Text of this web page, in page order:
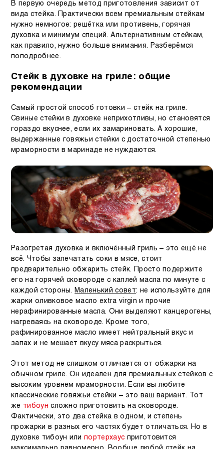
В первую очередь метод приготовления зависит от
вида стейка. Практически всем премиальным стейкам
нужно немногое: решётка или противень, горячая
духовка и минимум специй. Альтернативным стейкам,
как правило, нужно больше внимания. Разберёмся
поподробнее.
Стейк в духовке на гриле: общие
рекомендации
Самый простой способ готовки – стейк на гриле.
Свиные стейки в духовке неприхотливы, но становятся
гораздо вкуснее, если их замариновать. А хорошие,
выдержанные говяжьи стейки с достаточной степенью
мраморности в маринаде не нуждаются.
Разогретая духовка и включённый гриль – это ещё не
всё. Чтобы запечатать соки в мясе, стоит
предварительно обжарить стейк. Просто подержите
его на горячей сковороде с каплей масла по минуте с
каждой стороны.
Маленький совет: не используйте для
жарки оливковое маслоextra virgin и прочие
нерафинированные масла. Они выделяют канцерогены,
нагреваясь на сковороде. Кроме того,
рафинированное масло имеет нейтральный вкус и
запах и не мешает вкусу мяса раскрыться.
Этот метод не слишком отличается от обжарки на
обычном гриле. Он идеален для премиальных стейков с
высоким уровнем мраморности. Если вы любите
классические говяжьи стейки – это ваш вариант. Тот
же тибоун сложно приготовить на сковороде.
Фактически, это два стейка в одном, и степень
прожарки в разных его частях будет отличаться. Но в
духовке тибоун илипортерхаус приготовится